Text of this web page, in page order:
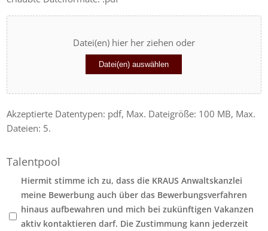
Datei(en) hier her ziehen oder
Datei(en) auswählen
Akzeptierte Datentypen: pdf, Max. Dateigröße: 100 MB, Max.
Dateien: 5.
Talentpool
Hiermit stimme ich zu, dass die KRAUS Anwaltskanzlei
meine Bewerbung auch über das Bewerbungsverfahren
hinaus aufbewahren und mich bei zukünftigen Vakanzen
aktiv kontaktieren darf. Die Zustimmung kann jederzeit